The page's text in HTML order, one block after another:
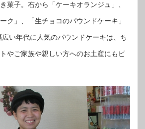
菓子。右から「ケーキオランジュ」、
ク」、「生チョコのパウンドケーキ」
い年代に人気のパウンドケーキは、ち
やご家族や親しい方へのお土産にもピ